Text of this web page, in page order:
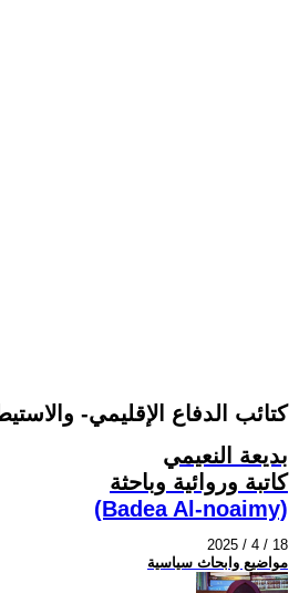
-كتائب الدفاع الإقليمي-
بديعة النعيمي
كاتبة وروائية وباحثة
(Badea Al-noaimy)
2025 / 4 / 18
مواضيع وابحاث سياسية